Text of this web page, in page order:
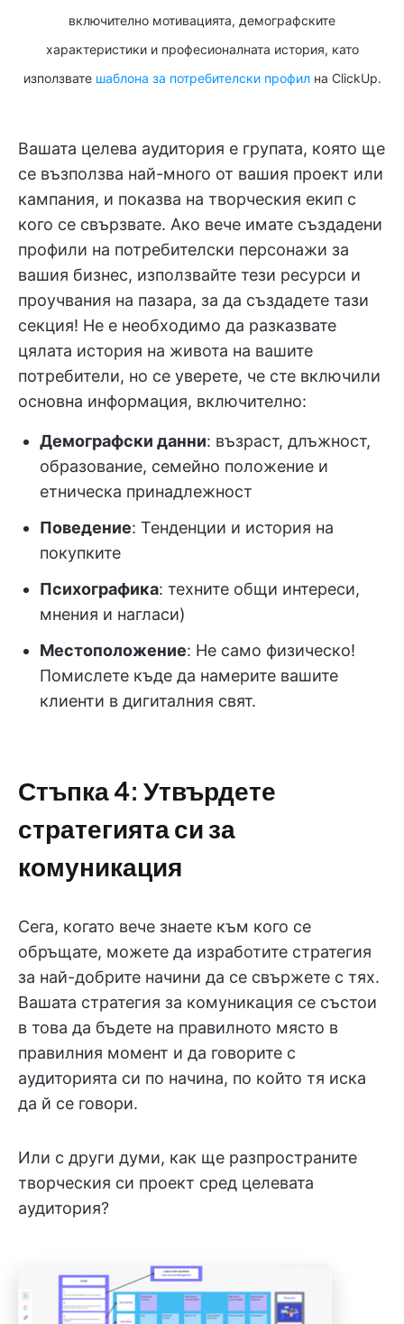
включително мотивацията, демографските
характеристики и професионалната история, като
използвате шаблона за потребителски профилна ClickUp.
Вашата целева аудитория е групата, която ще
се възползва най-много от вашия проект или
кампания, и показва на творческия екип с
кого се свързвате. Ако вече имате създадени
профили на потребителски персонажи за
вашия бизнес, използвайте тези ресурси и
проучвания на пазара, за да създадете тази
секция! Не е необходимо да разказвате
цялата история на живота на вашите
потребители, но се уверете, че сте включили
основна информация, включително:
Демографски данни: възраст, длъжност,
образование, семейно положение и
етническа принадлежност
Поведение: Тенденции и история на
покупките
Психографика: техните общи интереси,
мнения и нагласи)
Местоположение: Не само физическо!
Помислете къде да намерите вашите
клиенти в дигиталния свят.
Стъпка 4: Утвърдете
стратегията си за
комуникация
Сега, когато вече знаете към кого се
обръщате, можете да изработите стратегия
за най-добрите начини да се свържете с тях.
Вашата стратегия за комуникация се състои
в това да бъдете на правилното място в
правилния момент и да говорите с
аудиторията си по начина, по който тя иска
да й се говори.
Или с други думи, как ще разпространите
творческия си проект сред целевата
аудитория?